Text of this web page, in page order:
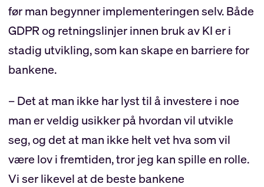
før man begynner implementeringen selv. Både
GDPR og retningslinjer innen bruk av KI er i
stadig utvikling, som kan skape en barriere for
bankene.
– Det at man ikke har lyst til å investere i noe
man er veldig usikker på hvordan vil utvikle
seg, og det at man ikke helt vet hva som vil
være lov i fremtiden, tror jeg kan spille en rolle.
Vi ser likevel at de beste bankene